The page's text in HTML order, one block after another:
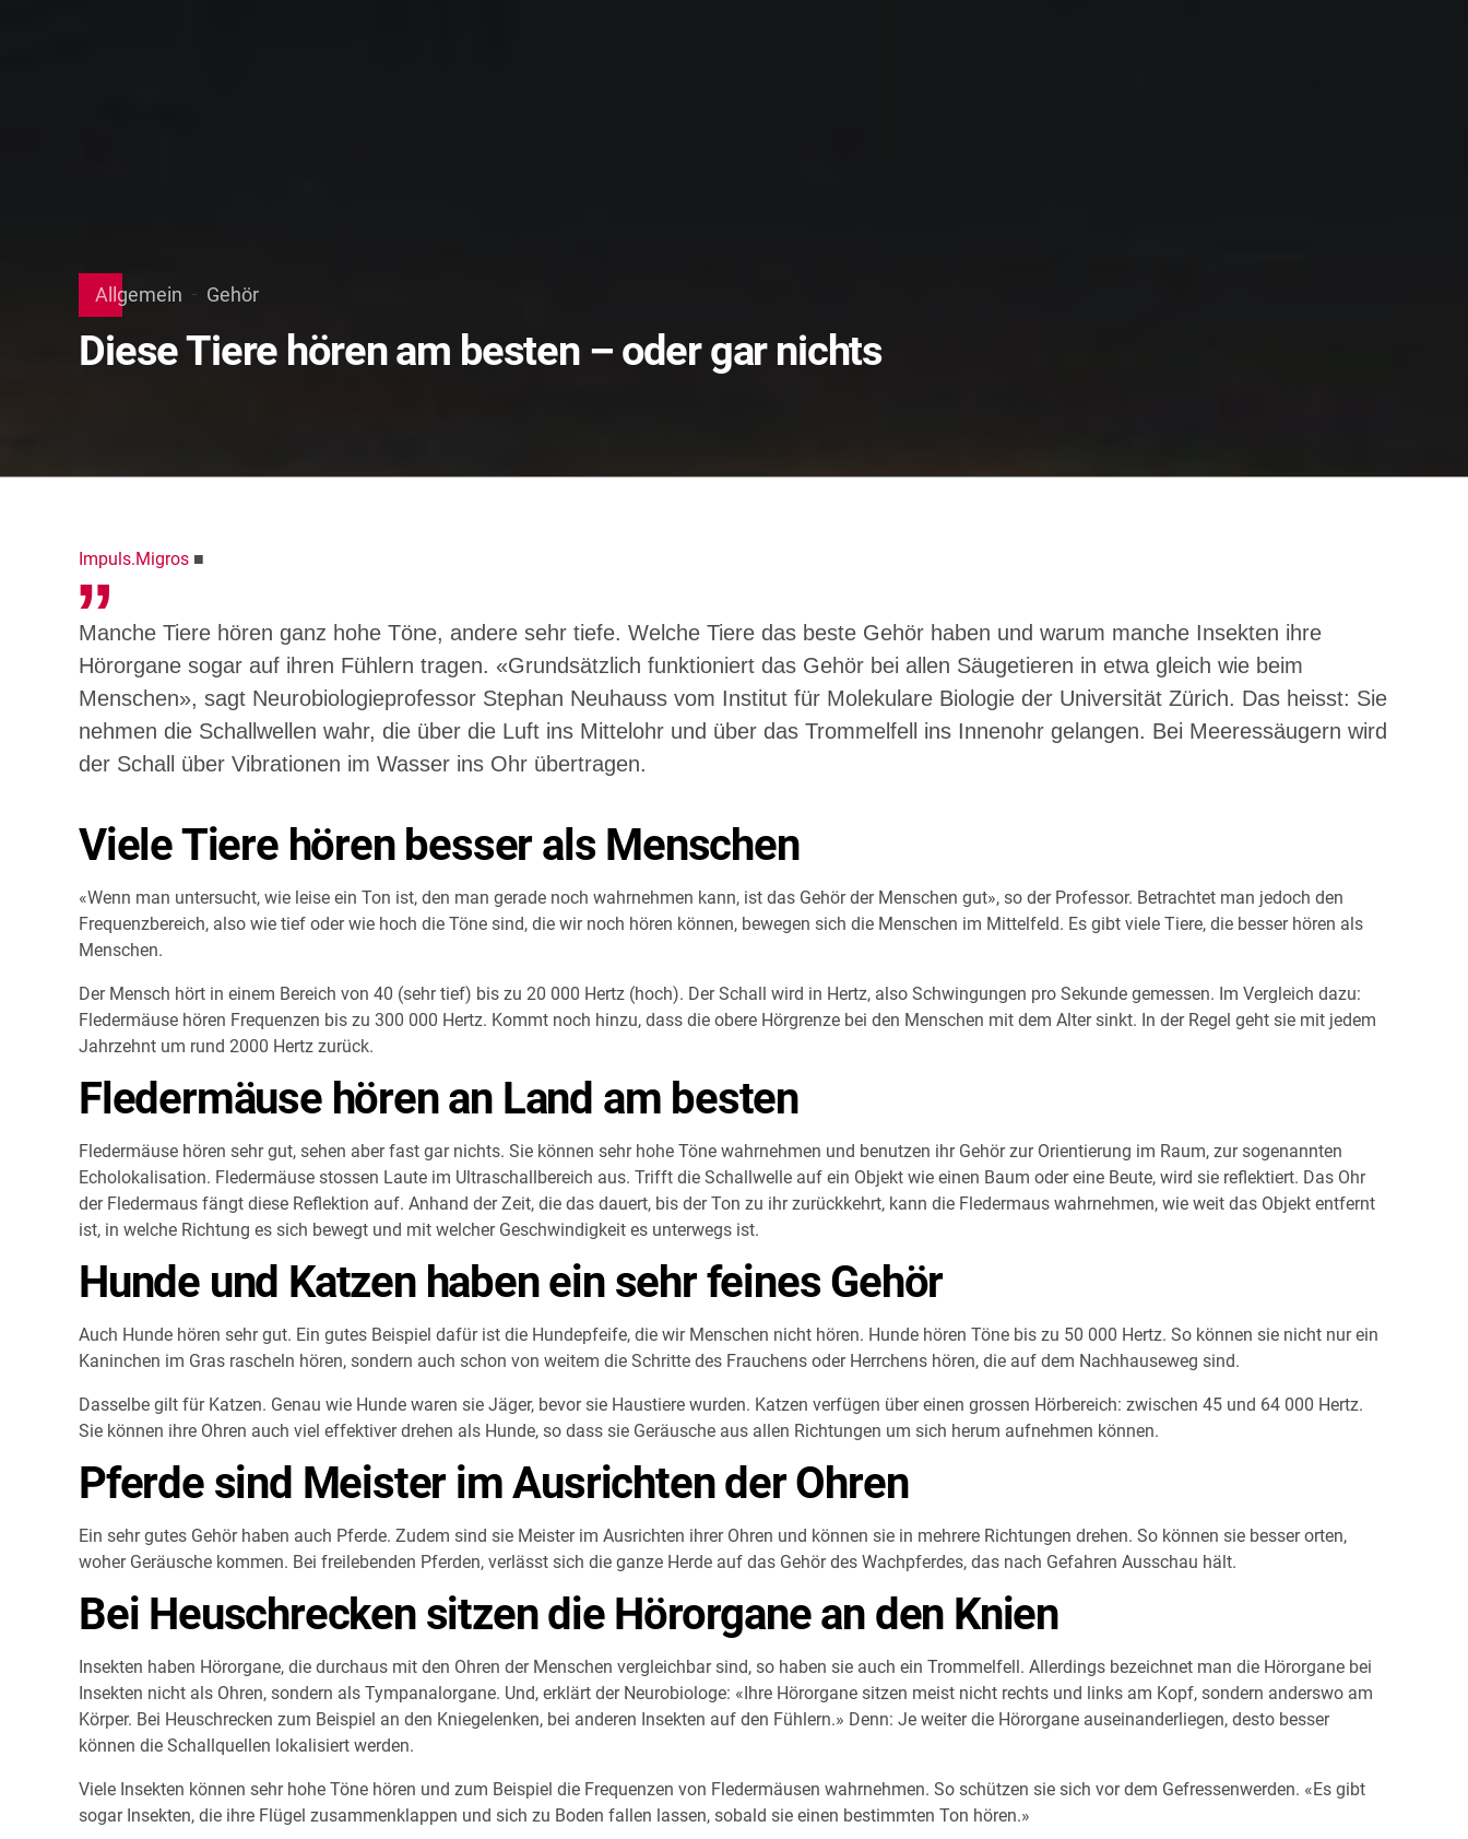
Allgemein Gehör
Diese Tiere hören am besten – oder gar nichts
Impuls.Migros ■
Manche Tiere hören ganz hohe Töne, andere sehr tiefe. Welche Tiere das beste Gehör haben und warum manche Insekten ihre
Hörorgane sogar auf ihren Fühlern tragen. «Grundsätzlich funktioniert das Gehör bei allen Säugetieren in etwa gleich wie beim
Menschen», sagt Neurobiologieprofessor Stephan Neuhauss vom Institut für Molekulare Biologie der Universität Zürich. Das heisst: Sie
nehmen die Schallwellen wahr, die über die Luft ins Mittelohr und über das Trommelfell ins Innenohr gelangen. Bei Meeressäugern wird
der Schall über Vibrationen im Wasser ins Ohr übertragen.
Viele Tiere hören besser als Menschen
«Wenn man untersucht, wie leise ein Ton ist, den man gerade noch wahrnehmen kann, ist das Gehör der Menschen gut», so der Professor. Betrachtet man jedoch den
Frequenzbereich, also wie tief oder wie hoch die Töne sind, die wir noch hören können, bewegen sich die Menschen im Mittelfeld. Es gibt viele Tiere, die besser hören als
Menschen.
Der Mensch hört in einem Bereich von 40 (sehr tief) bis zu 20 000 Hertz (hoch). Der Schall wird in Hertz, also Schwingungen pro Sekunde gemessen. Im Vergleich dazu:
Fledermäuse hören Frequenzen bis zu 300 000 Hertz. Kommt noch hinzu, dass die obere Hörgrenze bei den Menschen mit dem Alter sinkt. In der Regel geht sie mit jedem
Jahrzehnt um rund 2000 Hertz zurück.
Fledermäuse hören an Land am besten
Fledermäuse hören sehr gut, sehen aber fast gar nichts. Sie können sehr hohe Töne wahrnehmen und benutzen ihr Gehör zur Orientierung im Raum, zur sogenannten
Echolokalisation. Fledermäuse stossen Laute im Ultraschallbereich aus. Trifft die Schallwelle auf ein Objekt wie einen Baum oder eine Beute, wird sie reflektiert. Das Ohr
der Fledermaus fängt diese Reflektion auf. Anhand der Zeit, die das dauert, bis der Ton zu ihr zurückkehrt, kann die Fledermaus wahrnehmen, wie weit das Objekt entfernt
ist, in welche Richtung es sich bewegt und mit welcher Geschwindigkeit es unterwegs ist.
Hunde und Katzen haben ein sehr feines Gehör
Auch Hunde hören sehr gut. Ein gutes Beispiel dafür ist die Hundepfeife, die wir Menschen nicht hören. Hunde hören Töne bis zu 50 000 Hertz. So können sie nicht nur ein
Kaninchen im Gras rascheln hören, sondern auch schon von weitem die Schritte des Frauchens oder Herrchens hören, die auf dem Nachhauseweg sind.
Dasselbe gilt für Katzen. Genau wie Hunde waren sie Jäger, bevor sie Haustiere wurden. Katzen verfügen über einen grossen Hörbereich: zwischen 45 und 64 000 Hertz.
Sie können ihre Ohren auch viel effektiver drehen als Hunde, so dass sie Geräusche aus allen Richtungen um sich herum aufnehmen können.
Pferde sind Meister im Ausrichten der Ohren
Ein sehr gutes Gehör haben auch Pferde. Zudem sind sie Meister im Ausrichten ihrer Ohren und können sie in mehrere Richtungen drehen. So können sie besser orten,
woher Geräusche kommen. Bei freilebenden Pferden, verlässt sich die ganze Herde auf das Gehör des Wachpferdes, das nach Gefahren Ausschau hält.
Bei Heuschrecken sitzen die Hörorgane an den Knien
Insekten haben Hörorgane, die durchaus mit den Ohren der Menschen vergleichbar sind, so haben sie auch ein Trommelfell. Allerdings bezeichnet man die Hörorgane bei
Insekten nicht als Ohren, sondern als Tympanalorgane. Und, erklärt der Neurobiologe: «Ihre Hörorgane sitzen meist nicht rechts und links am Kopf, sondern anderswo am
Körper. Bei Heuschrecken zum Beispiel an den Kniegelenken, bei anderen Insekten auf den Fühlern.» Denn: Je weiter die Hörorgane auseinanderliegen, desto besser
können die Schallquellen lokalisiert werden.
Viele Insekten können sehr hohe Töne hören und zum Beispiel die Frequenzen von Fledermäusen wahrnehmen. So schützen sie sich vor dem Gefressenwerden. «Es gibt
sogar Insekten, die ihre Flügel zusammenklappen und sich zu Boden fallen lassen, sobald sie einen bestimmten Ton hören.»